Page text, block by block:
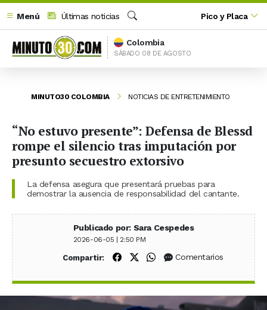
Menú
Últimas noticias
Buscar
Pico y Placa
Colombia
SÁBADO 08 DE AGOSTO
MINUTO30 COLOMBIA NOTICIAS DE ENTRETENIMIENTO
“No estuvo presente”: Defensa de Blessd
rompe el silencio tras imputación por
presunto secuestro extorsivo
La defensa asegura que presentará pruebas para
demostrar la ausencia de responsabilidad del cantante.
Publicado por: Sara Cespedes
2026-06-05 | 2:50 PM
Compartir: Compartir en Facebook
Compartir en X (Twitter)
Compartir en WhatsApp
Comentarios